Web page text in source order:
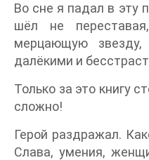
Во сне я падал в эту
шёл не
мерцающую
далёкими и
Только за это книгу
сложно!
Герой раздражал.
Слава, умения,